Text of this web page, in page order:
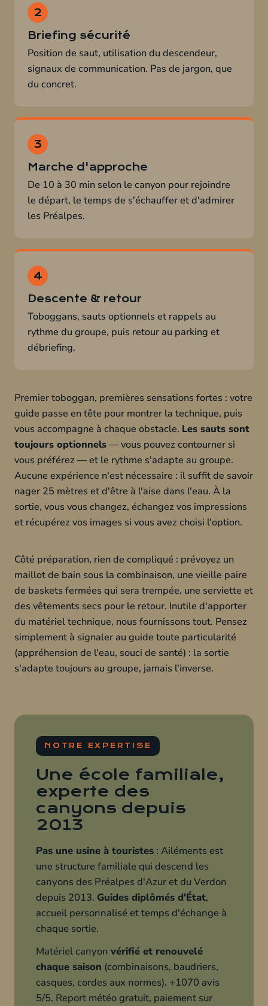
Briefing sécurité
Position de saut, utilisation du descendeur,
signaux de communication. Pas de jargon, que
du concret.
Marche d'approche
De 10 à 30 min selon le canyon pour rejoindre
le départ, le temps de s'échauffer et d'admirer
les Préalpes.
Descente & retour
Toboggans, sauts optionnels et rappels au
rythme du groupe, puis retour au parking et
débriefing.
Premier toboggan, premières sensations fortes : votre
guide passe en tête pour montrer la technique, puis
vous accompagne à chaque obstacle. Les sauts sont
toujours optionnels— vous pouvez contourner si
vous préférez — et le rythme s'adapte au groupe.
Aucune expérience n'est nécessaire : il suffit de savoir
nager 25 mètres et d'être à l'aise dans l'eau. À la
sortie, vous vous changez, échangez vos impressions
et récupérez vos images si vous avez choisi l'option.
Côté préparation, rien de compliqué : prévoyez un
maillot de bain sous la combinaison, une vieille paire
de baskets fermées qui sera trempée, une serviette et
des vêtements secs pour le retour. Inutile d'apporter
du matériel technique, nous fournissons tout. Pensez
simplement à signaler au guide toute particularité
(appréhension de l'eau, souci de santé) : la sortie
s'adapte toujours au groupe, jamais l'inverse.
NOTRE EXPERTISE
Une école familiale,
experte des
canyons depuis
2013
Pas une usine à touristes : Ailéments est
une structure familiale qui descend les
canyons des Préalpes d'Azur et du Verdon
depuis 2013. Guides diplômés d'État,
accueil personnalisé et temps d'échange à
chaque sortie.
Matériel canyon vérifié et renouvelé
chaque saison (combinaisons, baudriers,
casques, cordes aux normes). +1070 avis
5/5. Report météo gratuit, paiement sur